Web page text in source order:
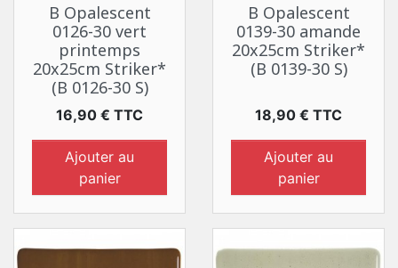
B Opalescent
0126-30 vert
printemps
20x25cm Striker*
(B 0126-30 S)
Prix
16,90 € TTC
Ajouter au
panier
B Opalescent
0139-30 amande
20x25cm Striker*
(B 0139-30 S)
Prix
18,90 € TTC
Ajouter au
panier